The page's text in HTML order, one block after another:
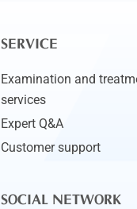
SERVICE
Examination and
services
Expert Q&A
Customer support
SOCIAL NETWORK